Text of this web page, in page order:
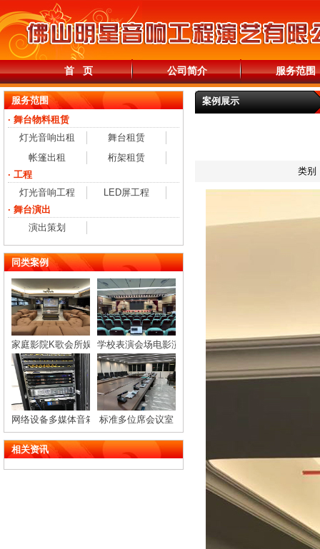
首 页 公司简介 服务范围
案例展示
类
服务范围
· 舞台物料租赁
灯光音响出租
舞台租赁
帐篷出租
桁架租赁
· 工程
灯光音响工程
LED屏工程
· 舞台演出
演出策划
同类案例
家庭影院K歌会所娱乐会客厅音响设备学校表演会场电影演播厅音响设备安装
网络设备多媒体音箱功放机架柜
标准多位席会议室
相关资讯